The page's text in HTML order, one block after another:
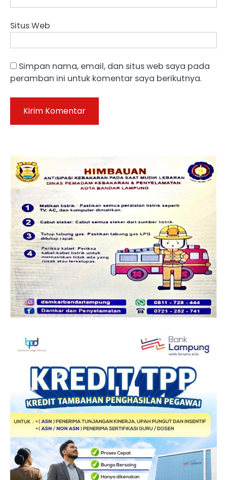
Situs Web
Simpan nama, email, dan situs web saya pada
peramban ini untuk komentar saya berikutnya.